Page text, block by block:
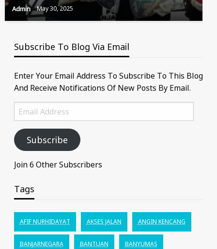
Admin May 30, 2025
Subscribe To Blog Via Email
Enter Your Email Address To Subscribe To This Blog
And Receive Notifications Of New Posts By Email.
Email
Address
Subscribe
Join 6 Other Subscribers
Tags
AFIF NURHIDAYAT AKSES JALAN ANGIN KENCANG
BANJARNEGARA BANTUAN BANYUMAS